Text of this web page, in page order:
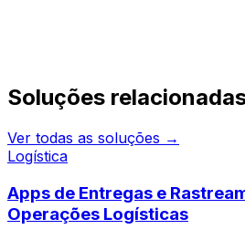
Soluções
Ver todas as soluções →
Logística
Apps de Entregas e
Operações Logísticas